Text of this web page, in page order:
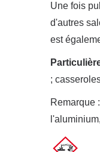
Une fois
d'autres
est
;
Remarque